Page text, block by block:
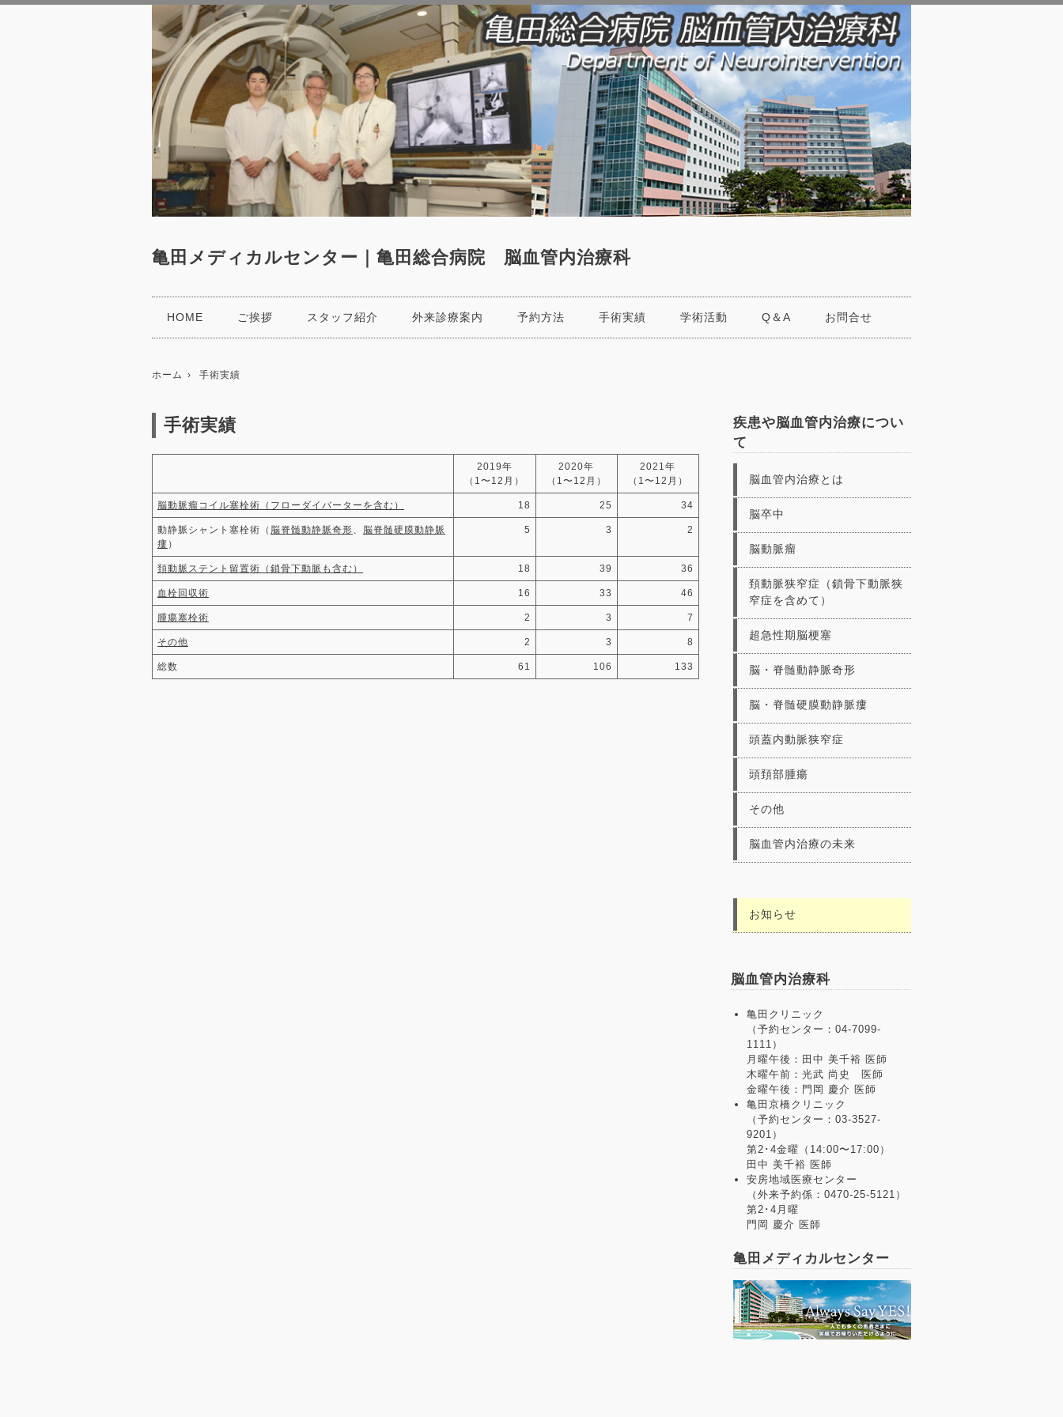
亀田メディカルセンター｜亀田総合病院 脳血管内治療科
HOME ご挨拶 スタッフ紹介 外来診療案内 予約方法 手術実績 学術活動 Q＆A お問合せ
ホーム 手術実績
手術実績
2019年
（1〜12月）
2020年
（1〜12月）
2021年
（1〜12月）
脳動脈瘤コイル塞栓術（フローダイバーターを含む） 18 25 34
動静脈シャント塞栓術（ 脳脊髄動静脈奇形
脳脊髄硬膜動静脈
瘻 ）
5 3 2
頚動脈ステント留置術（鎖骨下動脈も含む） 18 39 36
血栓回収術 16 33 46
腫瘍塞栓術 2 3 7
その他 2 3 8
総数 61 106 133
疾患や脳血管内治療につい
て
脳血管内治療とは
脳卒中
脳動脈瘤
頚動脈狭窄症（鎖骨下動脈狭
窄症を含めて）
超急性期脳梗塞
脳・脊髄動静脈奇形
脳・脊髄硬膜動静脈瘻
頭蓋内動脈狭窄症
頭頚部腫瘍
その他
脳血管内治療の未来
お知らせ
脳血管内治療科
亀田クリニック
（予約センター：04-7099-
1111）
月曜午後：田中 美千裕 医師
木曜午前：光武 尚史 医師
金曜午後：門岡 慶介 医師
亀田京橋クリニック
（予約センター：03-3527-
9201）
第2･4金曜（14:00〜17:00）
田中 美千裕 医師
安房地域医療センター
（外来予約係：0470-25-5121）
第2･4月曜
門岡 慶介 医師
亀田メディカルセンター